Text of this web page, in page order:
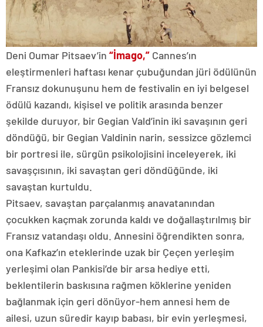
Deni Oumar Pitsaev’in “İmago,” Cannes’ın
eleştirmenleri haftası kenar çubuğundan jüri ödülünün
Fransız dokunuşunu hem de festivalin en iyi belgesel
ödülü kazandı, kişisel ve politik arasında benzer
şekilde duruyor, bir Gegian Vald’inin iki savaşının geri
döndüğü, bir Gegian Valdinin narin, sessizce gözlemci
bir portresi ile, sürgün psikolojisini inceleyerek, iki
savaşçısının, iki savaştan geri döndüğünde, iki
savaştan kurtuldu.
Pitsaev, savaştan parçalanmış anavatanından
çocukken kaçmak zorunda kaldı ve doğallaştırılmış bir
Fransız vatandaşı oldu. Annesini öğrendikten sonra,
ona Kafkaz’ın eteklerinde uzak bir Çeçen yerleşim
yerleşimi olan Pankisi’de bir arsa hediye etti,
beklentilerin baskısına rağmen köklerine yeniden
bağlanmak için geri dönüyor-hem annesi hem de
ailesi, uzun süredir kayıp babası, bir evin yerleşmesi,